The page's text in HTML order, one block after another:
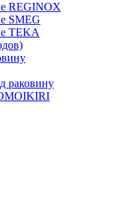
REGINOX
SMEG
TEKA
раковину